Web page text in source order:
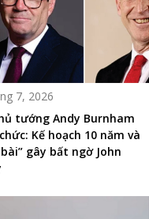
7, 2026
tướng Andy Burnham
Kế hoạch 10 năm và
gây bất ngờ John